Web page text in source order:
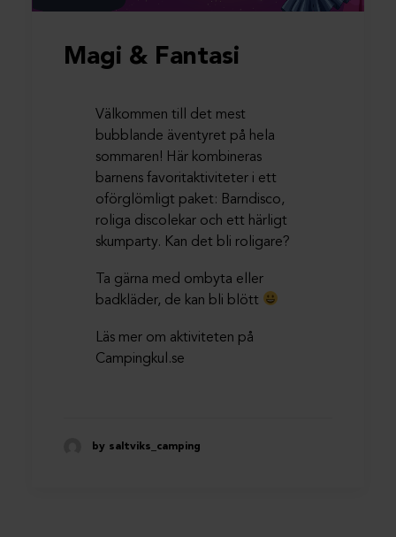
Magi & Fantasi
Välkommen till det mest
bubblande äventyret på hela
sommaren! Här kombineras
barnens favoritaktiviteter i ett
oförglömligt paket: Barndisco,
roliga discolekar och ett härligt
skumparty. Kan det bli roligare?
Ta gärna med ombyta eller
badkläder, de kan bli blött
Läs mer om aktiviteten på
Campingkul.se
by saltviks_camping